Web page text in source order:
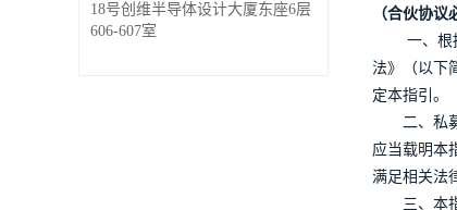
18号创维半导体设计大厦东座6层
606-607室
（合伙协议
一、根
法》（以下
定本指引。
二、私
应当载明本
满足相关法
三、本